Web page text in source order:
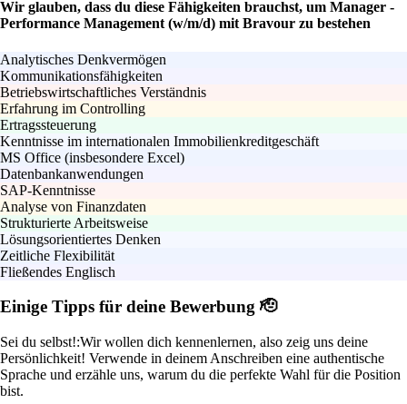
Wir glauben, dass du diese Fähigkeiten brauchst, um Manager -
Performance Management (w/m/d) mit Bravour zu bestehen
Analytisches Denkvermögen
Kommunikationsfähigkeiten
Betriebswirtschaftliches Verständnis
Erfahrung im Controlling
Ertragssteuerung
Kenntnisse im internationalen Immobilienkreditgeschäft
MS Office (insbesondere Excel)
Datenbankanwendungen
SAP-Kenntnisse
Analyse von Finanzdaten
Strukturierte Arbeitsweise
Lösungsorientiertes Denken
Zeitliche Flexibilität
Fließendes Englisch
Einige Tipps für deine Bewerbung 🫡
Sei du selbst!:Wir wollen dich kennenlernen, also zeig uns deine
Persönlichkeit! Verwende in deinem Anschreiben eine authentische
Sprache und erzähle uns, warum du die perfekte Wahl für die Position
bist.